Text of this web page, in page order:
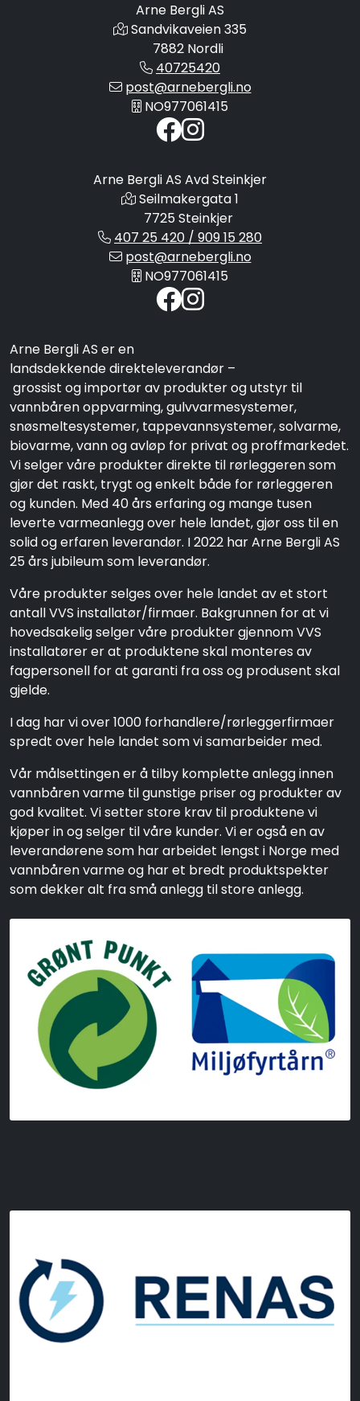
Arne Bergli AS
Sandvikaveien 335
7882 Nordli
40725420
post@arnebergli.no
NO977061415
Arne Bergli AS Avd Steinkjer
Seilmakergata 1
7725 Steinkjer
407 25 420 / 909 15 280
post@arnebergli.no
NO977061415
Arne Bergli AS er en
landsdekkende direkteleverandør –
grossist og importør av produkter og utstyr til
vannbåren oppvarming, gulvvarmesystemer,
snøsmeltesystemer, tappevannsystemer, solvarme,
biovarme, vann og avløp for privat og proffmarkedet.
Vi selger våre produkter direkte til rørleggeren som
gjør det raskt, trygt og enkelt både for rørleggeren
og kunden. Med 40 års erfaring og mange tusen
leverte varmeanlegg over hele landet, gjør oss til en
solid og erfaren leverandør. I 2022 har Arne Bergli AS
25 års jubileum som leverandør.
Våre produkter selges over hele landet av et stort
antall VVS installatør/firmaer. Bakgrunnen for at vi
hovedsakelig selger våre produkter gjennom VVS
installatører er at produktene skal monteres av
fagpersonell for at garanti fra oss og produsent skal
gjelde.
I dag har vi over 1000 forhandlere/rørleggerfirmaer
spredt over hele landet som vi samarbeider med.
Vår målsettingen er å tilby komplette anlegg innen
vannbåren varme til gunstige priser og produkter av
god kvalitet. Vi setter store krav til produktene vi
kjøper in og selger til våre kunder. Vi er også en av
leverandørene som har arbeidet lengst i Norge med
vannbåren varme og har et bredt produktspekter
som dekker alt fra små anlegg til store anlegg.